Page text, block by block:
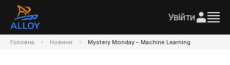
Увійти
Головна Новини Mystery Monday – Machine Learning